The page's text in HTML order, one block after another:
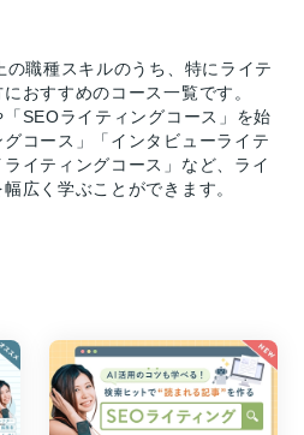
職種スキルのうち、特にライテ
おすすめのコース一覧です。
「SEOライティングコース」を始
コース」「インタビューライテ
イティングコース」など、ライ
広く学ぶことができます。